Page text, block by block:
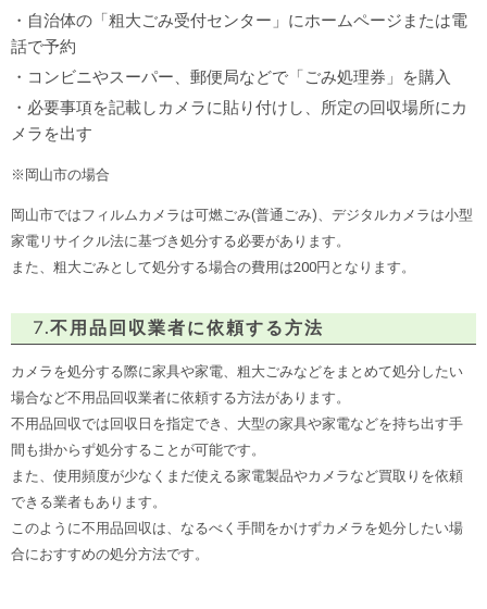
・自治体の「粗大ごみ受付センター」にホームページまたは電
話で予約
・コンビニやスーパー、郵便局などで「ごみ処理券」を購入
・必要事項を記載しカメラに貼り付けし、所定の回収場所にカ
メラを出す
※岡山市の場合
岡山市ではフィルムカメラは可燃ごみ(普通ごみ)、デジタルカメラは小型
家電リサイクル法に基づき処分する必要があります。
また、粗大ごみとして処分する場合の費用は200円となります。
7.不用品回収業者に依頼する方法
カメラを処分する際に家具や家電、粗大ごみなどをまとめて処分したい
場合など不用品回収業者に依頼する方法があります。
不用品回収では回収日を指定でき、大型の家具や家電などを持ち出す手
間も掛からず処分することが可能です。
また、使用頻度が少なくまだ使える家電製品やカメラなど買取りを依頼
できる業者もあります。
このように不用品回収は、なるべく手間をかけずカメラを処分したい場
合におすすめの処分方法です。